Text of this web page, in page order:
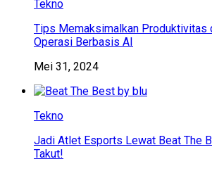
Tekno
Tips Memaksimalkan Produktivitas
Operasi Berbasis AI
Mei 31, 2024
Tekno
Jadi Atlet Esports Lewat Beat The
Takut!